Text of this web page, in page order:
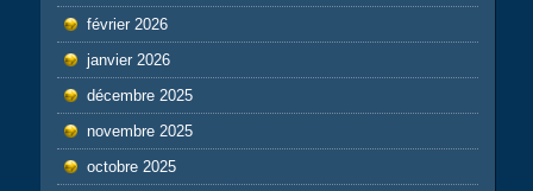
février 2026
janvier 2026
décembre 2025
novembre 2025
octobre 2025